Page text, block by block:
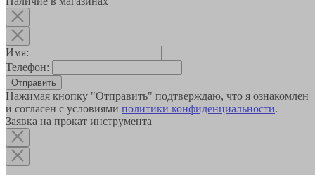
Имя:
Телефон:
Отправить
Нажимая кнопку "Отправить" подтверждаю, что я ознакомлен
и согласен с условиями политики конфиденциальности.
Заявка на прокат инструмента